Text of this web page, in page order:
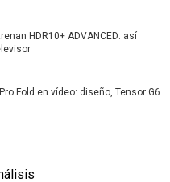
HDR10+ ADVANCED: así
Fold en vídeo: diseño, Tensor G6